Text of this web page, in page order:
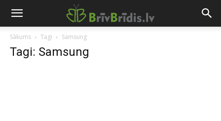
Sākums Tagi Samsung
Tagi: Samsung